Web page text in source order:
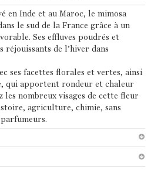
en Inde et au Maroc, le mimosa
le sud de la France grâce à un
Ses effluves poudrés et
de l’hiver dans
ses facettes florales et vertes, ainsi
qui apportent rondeur et chaleur
les nombreux visages de cette fleur
agriculture, chimie, sans